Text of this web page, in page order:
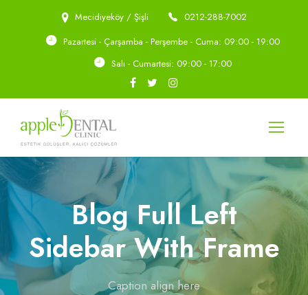
Mecidiyeköy / Şişli
0212-288-7002
Pazartesi - Çarşamba - Perşembe - Cuma: 09:00 - 19:00
Salı - Cumartesi: 09:00 - 17:00
Blog Full Left
Sidebar With Frame
Caption align here